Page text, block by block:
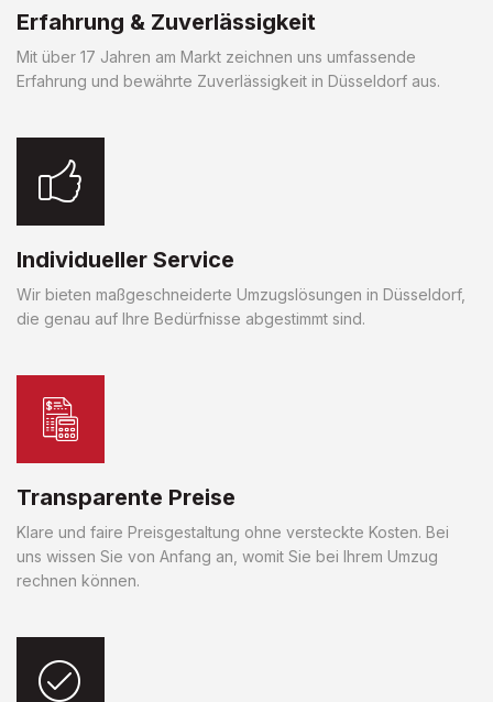
Erfahrung & Zuverlässigkeit
Mit über 17 Jahren am Markt zeichnen uns umfassende
Erfahrung und bewährte Zuverlässigkeit in Düsseldorf aus.
Individueller Service
Wir bieten maßgeschneiderte Umzugslösungen in Düsseldorf,
die genau auf Ihre Bedürfnisse abgestimmt sind.
Transparente Preise
Klare und faire Preisgestaltung ohne versteckte Kosten. Bei
uns wissen Sie von Anfang an, womit Sie bei Ihrem Umzug
rechnen können.